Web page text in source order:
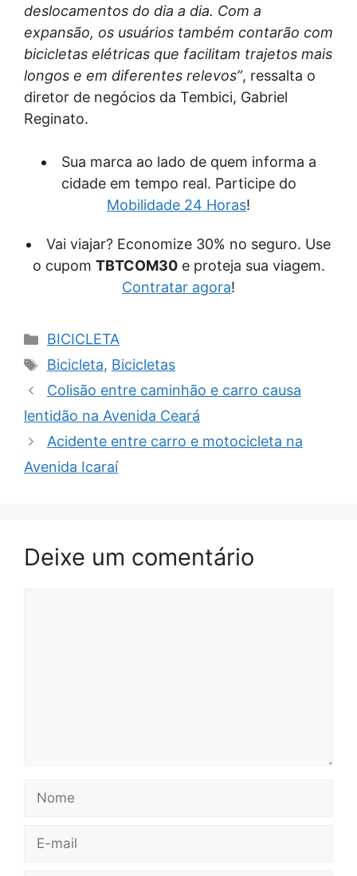
deslocamentos do dia a dia. Com a
expansão, os usuários também contarão com
bicicletas elétricas que facilitam trajetos mais
longos e em diferentes relevos”, ressalta o
diretor de negócios da Tembici, Gabriel
Reginato.
Sua marca ao lado de quem informa a
cidade em tempo real. Participe do
Mobilidade 24 Horas!
Vai viajar? Economize 30% no seguro. Use
o cupom TBTCOM30e proteja sua viagem.
Contratar agora!
Categorias
BICICLETA
Tags
Bicicleta, Bicicletas
Colisão entre caminhão e carro causa
lentidão na Avenida Ceará
Acidente entre carro e motocicleta na
Avenida Icaraí
Deixe um comentário
Nome
E-